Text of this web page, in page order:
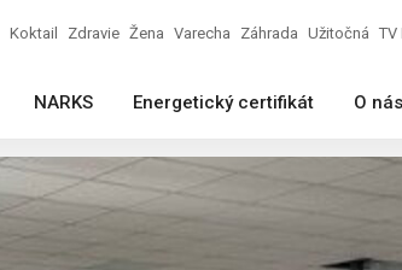
Koktail Zdravie Žena Varecha Záhrada Užitočná TV
NARKS Energetický certifikát O nás